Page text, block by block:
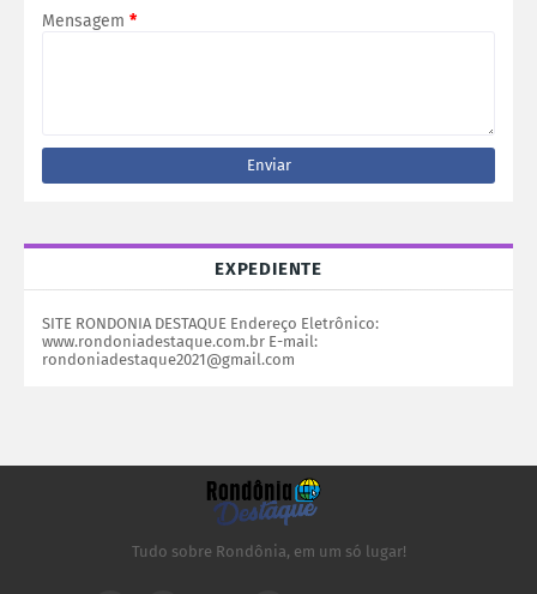
Mensagem *
EXPEDIENTE
SITE RONDONIA DESTAQUE Endereço Eletrônico:
www.rondoniadestaque.com.br E-mail:
rondoniadestaque2021@gmail.com
Tudo sobre Rondônia, em um só lugar!